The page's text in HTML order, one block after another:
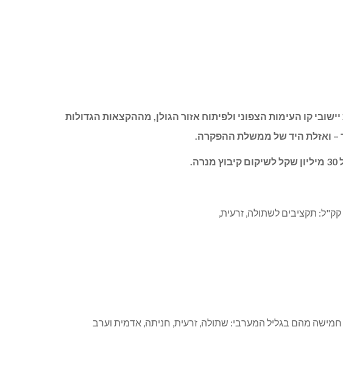
שעבר העברת תקציב של 273 מיליון ש”ח לטובת יישובי קו העימות הצפוני ולפיתוח אזור הגולן, מההקצאות הגדולות
– ואזלת היד של ממשלת ההפקרה.
תשתיות ולפיתוח ב-11 יישובי גדר בגבול לבנון, חמישה מהם בגליל המערבי: שתולה, זרעית, חניתה, אדמית וערב